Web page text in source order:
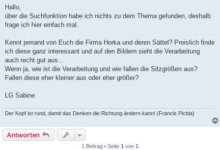
i
r
a
g
Hallo,
über die Suchfunktion habe ich nichts zu dem Thema gefunden, deshalb
frage ich hier einfach mal.
Kennt jemand von Euch die Firma Horka und deren Sättel? Preislich finde
ich diese ganz interessant und auf den Bildern sieht die Verarbeitung
auch recht gut aus...
Wenn ja, wie ist die Verarbeitung und wie fallen die Sitzgrößen aus?
Fallen diese eher kleiner aus oder eher größer?
LG Sabine
Der Kopf ist rund, damit das Denken die Richtung ändern kann! (Francis Picbia)
Antworten
1 Beitrag • Seite 1 von 1